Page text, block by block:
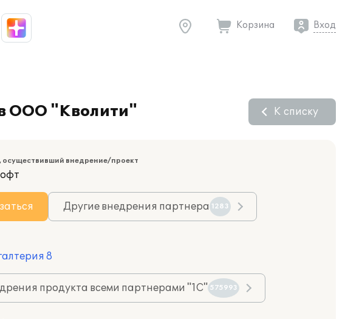
Корзина Вход
ООО "Кволити" К списку
осуществивший внедрение/проект
Другие внедрения партнера 1283
8
продукта всеми партнерами "1С" 575993